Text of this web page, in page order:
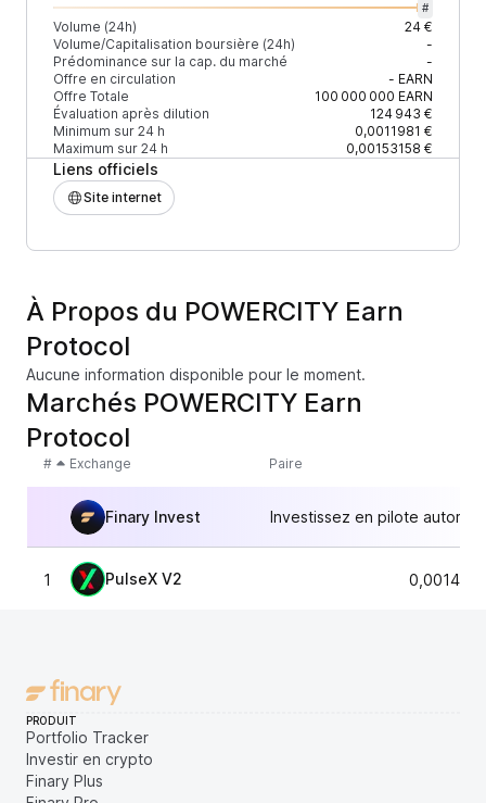
#
Volume (24h)
24 €
Volume/Capitalisation boursière (24h)
-
Prédominance sur la cap. du marché
-
Offre en circulation
- EARN
Offre Totale
100 000 000 EARN
Évaluation après dilution
124 943 €
Minimum sur 24 h
0,0011981 €
Maximum sur 24 h
0,00153158 €
Liens officiels
Site internet
À Propos du POWERCITY Earn
Protocol
Aucune information disponible pour le moment.
Marchés POWERCITY Earn
Protocol
# Exchange Paire
Finary Invest Investissez en pilote
1 PulseX V2
PRODUIT
Portfolio Tracker
Investir en crypto
Finary Plus